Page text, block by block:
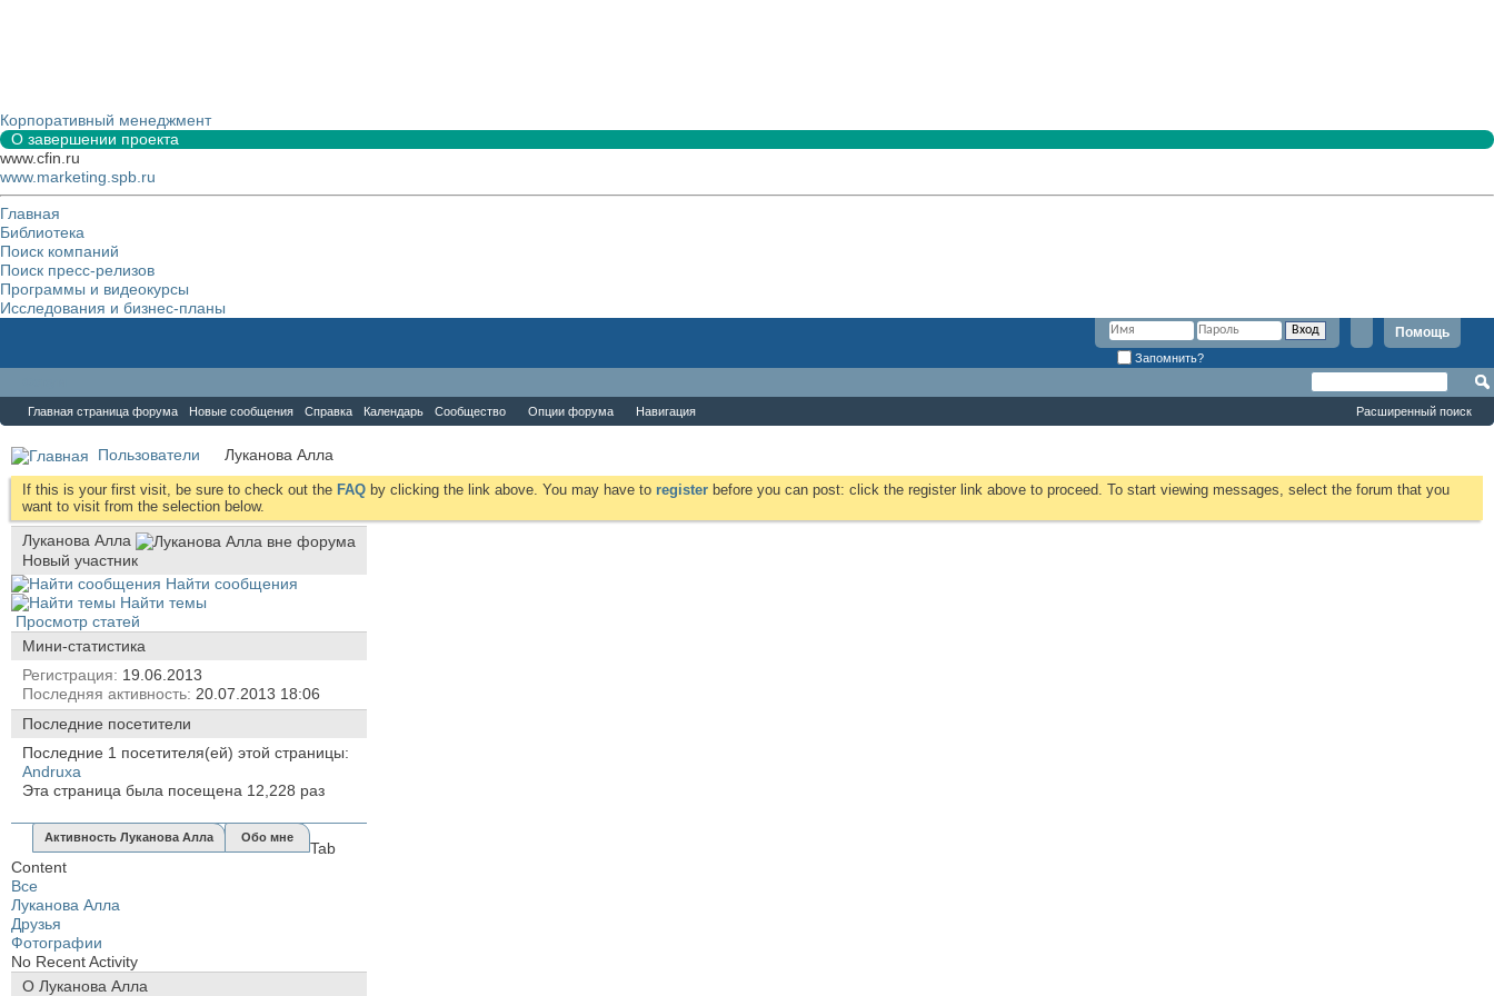
Корпоративный менеджмент
О завершении проекта
www.cfin.ru
www.marketing.spb.ru
Главная
Библиотека
Поиск компаний
Поиск пресс-релизов
Программы и видеокурсы
Исследования и бизнес-планы
Помощь
Запомнить?
Главная страница форума Новые сообщения Справка Календарь Сообщество Опции форума Навигация Расширенный поиск
Пользователи Луканова Алла
If this is your first visit, be sure to check out the FAQ by clicking the link above. You may have to register before you can post: click the register link above to proceed. To start viewing messages, select the forum that you
want to visit from the selection below.
Луканова Алла
Новый участник
Найти сообщения
Найти темы
Просмотр статей
Мини-статистика
Регистрация
19.06.2013
Последняя активность 20.07.2013 18:06
Последние посетители
Последние 1 посетителя(ей) этой страницы:
Andruxa
Эта страница была посещена 12,228 раз
Активность Луканова Алла Обо мне
Tab
Content
Все
Луканова Алла
Друзья
Фотографии
No Recent Activity
О Луканова Алла